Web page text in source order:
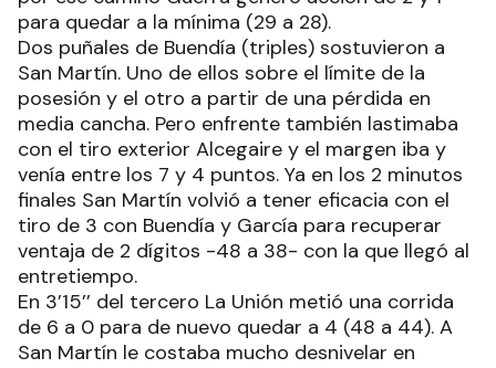
para quedar a la mínima (29 a 28).
Dos puñales de Buendía (triples) sostuvieron a
San Martín. Uno de ellos sobre el límite de la
posesión y el otro a partir de una pérdida en
media cancha. Pero enfrente también lastimaba
con el tiro exterior Alcegaire y el margen iba y
venía entre los 7 y 4 puntos. Ya en los 2 minutos
finales San Martín volvió a tener eficacia con el
tiro de 3 con Buendía y García para recuperar
ventaja de 2 dígitos -48 a 38- con la que llegó al
entretiempo.
En 3’15’’ del tercero La Unión metió una corrida
de 6 a 0 para de nuevo quedar a 4 (48 a 44). A
San Martín le costaba mucho desnivelar en